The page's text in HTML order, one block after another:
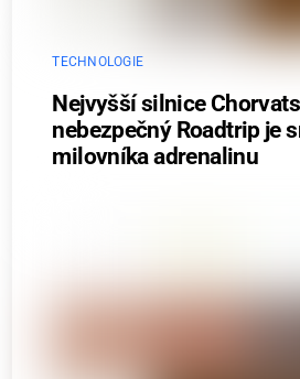
TECHNOLOGIE
Nejvyšší silnice
nebezpečný Roadtrip je
milovníka adrenalinu